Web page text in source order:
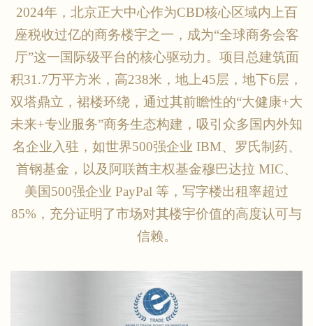
2024年，北京正大中心作为CBD核心区域内上百
座税收过亿的商务楼宇之一，成为“全球商务会客
厅”这一国际级平台的核心驱动力。项目总建筑面
积31.7万平方米，高238米，地上45层，地下6层，
双塔鼎立，裙楼环绕，通过其前瞻性的“大健康+大
未来+专业服务”商务生态构建，吸引众多国内外知
名企业入驻，如世界500强企业 IBM、罗氏制药、
首钢基金，以及阿联酋主权基金穆巴达拉 MIC、
美国500强企业 PayPal 等，写字楼出租率超过
85%，充分证明了市场对其楼宇价值的高度认可与
信赖。